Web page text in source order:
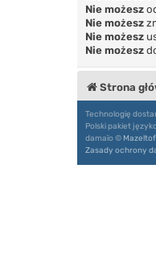
Nie możesz
Nie możesz
Nie możesz
Nie możesz
Strona
Technologię
Polski pakiet
damaïo © Mazeltof
Zasady ochrony